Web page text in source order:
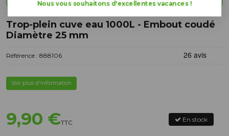
Trop-plein cuve eau 1000L - Embout coudé
Diamètre 25 mm
Référence : 888106
Voir plus d'information
9,90 €TTC En stock
Nous vous souhaitons d'excellentes vacances !